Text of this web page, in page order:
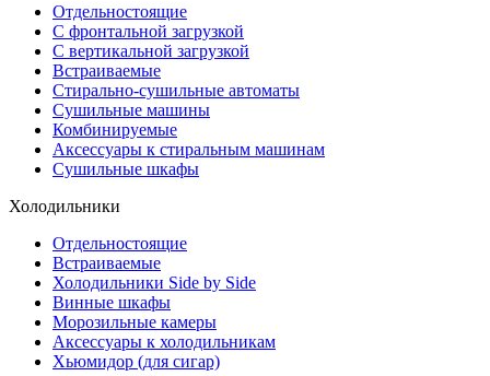
Отдельностоящие
С фронтальной загрузкой
С вертикальной загрузкой
Встраиваемые
Стирально-сушильные автоматы
Сушильные машины
Комбинируемые
Аксессуары к стиральным машинам
Сушильные шкафы
Холодильники
Отдельностоящие
Встраиваемые
Холодильники Side by Side
Винные шкафы
Морозильные камеры
Аксессуары к холодильникам
Хьюмидор (для сигар)